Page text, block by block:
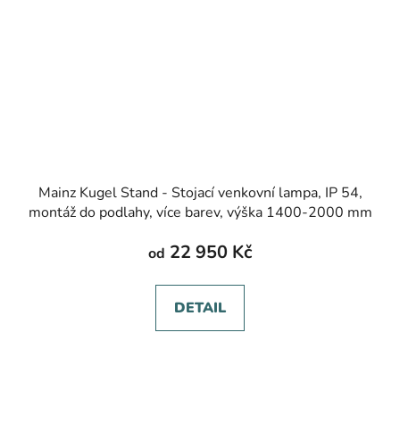
Mainz Kugel Stand - Stojací venkovní lampa, IP 54,
montáž do podlahy, více barev, výška 1400-2000 mm
od 22 950 Kč
DETAIL